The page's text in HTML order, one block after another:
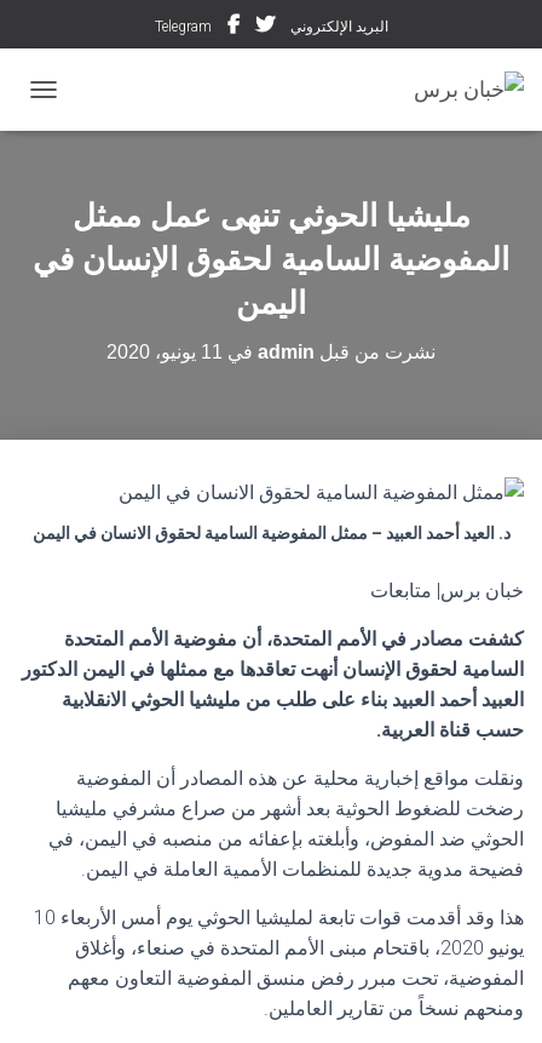
البريد الإلكتروني Telegram
مليشيا الحوثي تنهى عمل ممثل
المفوضية السامية لحقوق الإنسان في
اليمن
نشرت من قبل admin في 11 يونيو، 2020
د. العيد أحمد العبيد – ممثل المفوضية السامية لحقوق الانسان في اليمن
خبان برس| متابعات
كشفت مصادر في الأمم المتحدة، أن مفوضية الأمم المتحدة
السامية لحقوق الإنسان أنهت تعاقدها مع ممثلها في اليمن الدكتور
العبيد أحمد العبيد بناء على طلب من مليشيا الحوثي الانقلابية
حسب قناة العربية.
ونقلت مواقع إخبارية محلية عن هذه المصادر أن المفوضية
رضخت للضغوط الحوثية بعد أشهر من صراع مشرفي مليشيا
الحوثي ضد المفوض، وأبلغته بإعفائه من منصبه في اليمن، في
فضيحة مدوية جديدة للمنظمات الأممية العاملة في اليمن.
هذا وقد أقدمت قوات تابعة لمليشيا الحوثي يوم أمس الأربعاء 10
يونيو 2020، باقتحام مبنى الأمم المتحدة في صنعاء، وأغلاق
المفوضية، تحت مبرر رفض منسق المفوضية التعاون معهم
ومنحهم نسخاً من تقارير العاملين.